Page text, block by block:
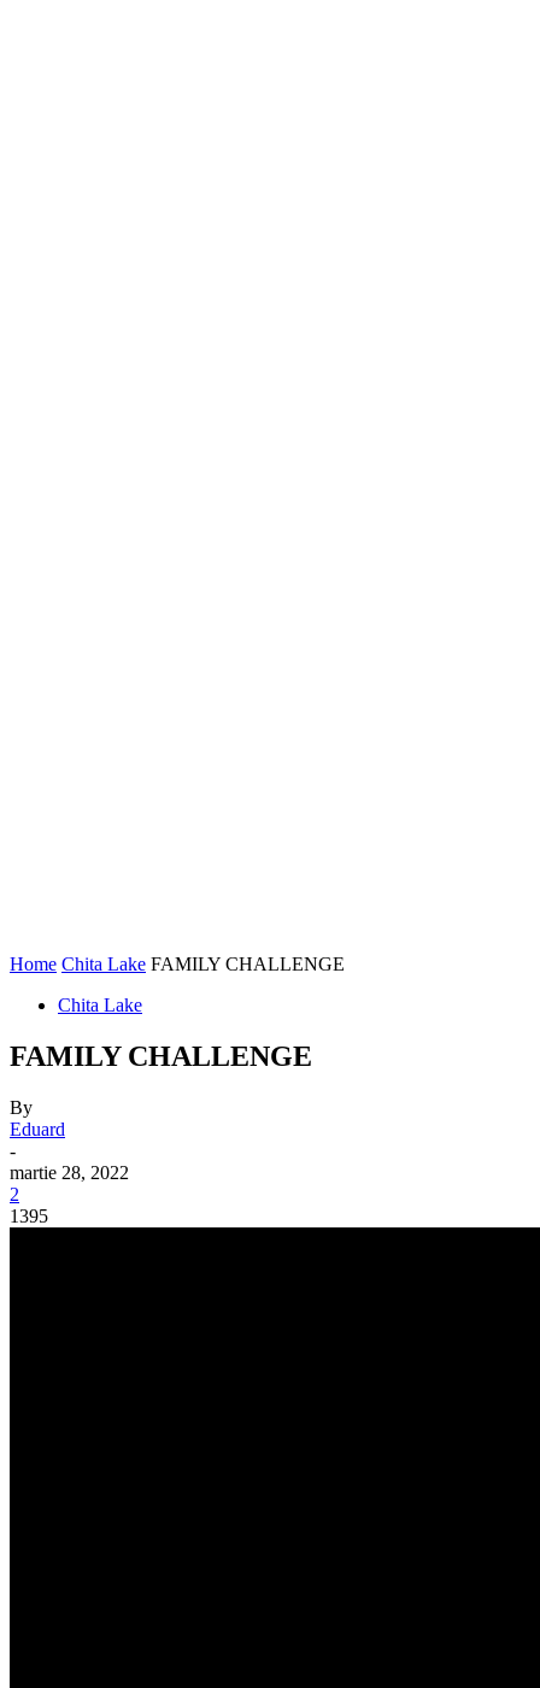
Home Chita Lake FAMILY CHALLENGE
Chita Lake
FAMILY CHALLENGE
By
Eduard
-
martie 28, 2022
2
1395